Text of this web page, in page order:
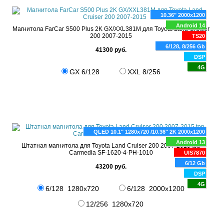
10.36" 2000x1200
Android 14
TS20
6/128, 8/256 Gb
DSP
4G
Магнитола FarCar S500 Plus 2K GX/XXL381M для Toyota Land Cruiser
200 2007-2015
41300 руб.
GX 6/128 XXL 8/256
QLED 10.1" 1280x720 /10.36" 2K 2000x1200
Android 13
UIS7870
6/12 Gb
DSP
4G
Штатная магнитола для Toyota Land Cruiser 200 2007-2015 top
Carmedia SF-1620-4-PH-1010
43200 руб.
6/128 1280x720
6/128 2000x1200
12/256 1280x720